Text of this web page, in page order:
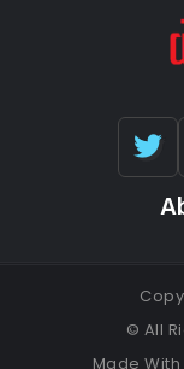
© All
Made